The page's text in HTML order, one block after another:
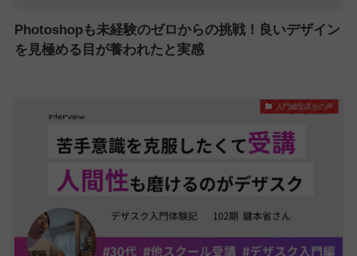
Photoshopも未経験のゼロからの挑戦！良いデザイン
を見極める目が養われたと実感
入門編受講生の声